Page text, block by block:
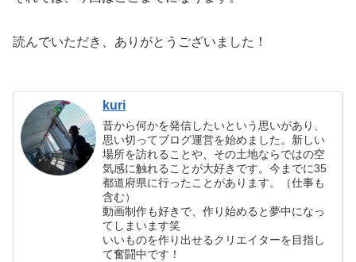
読んでいただき、ありがとうございました！
kuri
昔から何かを発信したいという思いがあり、
思い切ってブログ運営を始めました。新しい
場所を訪れることや、その土地ならではの空
気感に触れることが大好きです。今までに35
都道府県に行ったことがあります。（仕事も
含む）
動画制作も好きで、作り始めると夢中になっ
てしまいます笑
いいものを作り出せるクリエイターを目指し
て奮闘中です！